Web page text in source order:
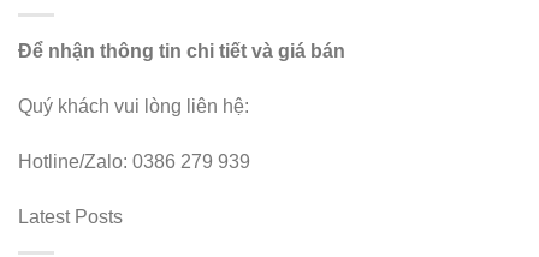
Để nhận thông tin chi tiết và giá bán
Quý khách vui lòng liên hệ:
Hotline/Zalo: 0386 279 939
Latest Posts